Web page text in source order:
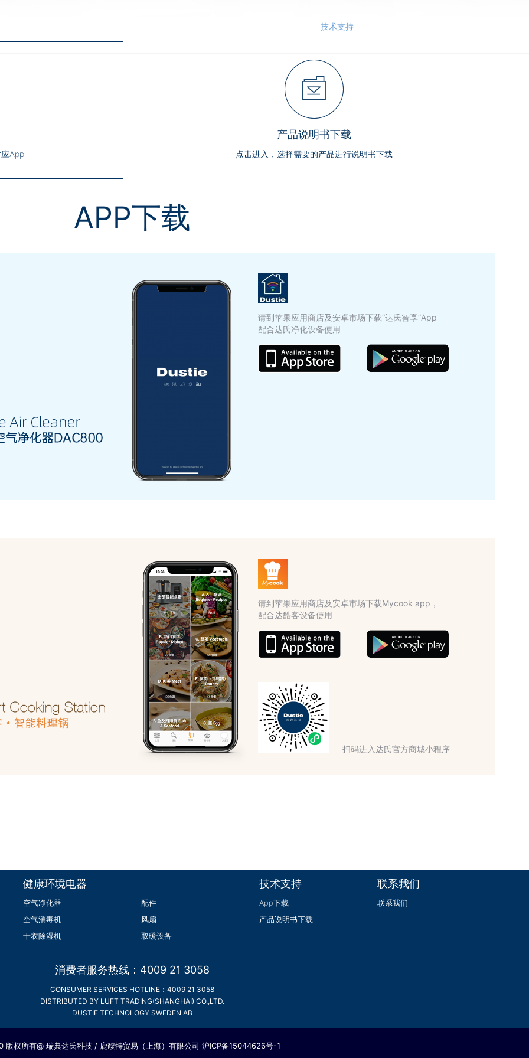
技术支持
App
产品说明书下载
点击进入，选择需要的产品进行说明书下载
APP下载
请到苹果应用商店及安卓市场下载“达氏智享”App
配合达氏净化设备使用
请到苹果应用商店及安卓市场下载Mycook app，
配合达酷客设备使用
扫码进入达氏官方商城小程序
健康环境电器
空气净化器
空气消毒机
干衣除湿机
配件
风扇
取暖设备
技术支持
App下载
产品说明书下载
联系我们
联系我们
消费者服务热线：4009 21 3058
CONSUMER SERVICES HOTLINE：4009 21 3058
DISTRIBUTED BY LUFT TRADING(SHANGHAI) CO.,LTD.
DUSTIE TECHNOLOGY SWEDEN AB
版权所有@ 瑞典达氏科技 / 鹿馥特贸易（上海）有限公司 沪ICP备15044626号-1